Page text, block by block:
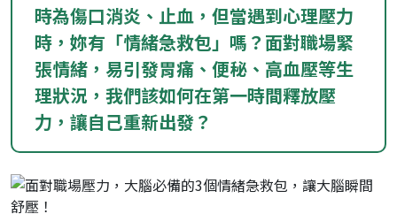
loanding...
時為傷口消炎、止血，但當遇到心理壓力
時，妳有「情緒急救包」嗎？面對職場緊
張情緒，易引發胃痛、便秘、高血壓等生
理狀況，我們該如何在第一時間釋放壓
力，讓自己重新出發？